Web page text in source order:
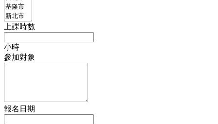
上課時數
小時
參加對象
報名日期